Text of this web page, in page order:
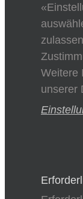
Weitere
unserer